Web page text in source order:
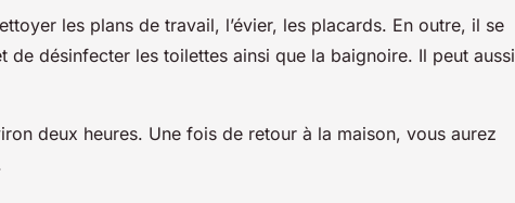
les plans de travail, l’évier, les placards. En outre, il se
de désinfecter les toilettes ainsi que la baignoire. Il peut aussi
deux heures. Une fois de retour à la maison, vous aurez